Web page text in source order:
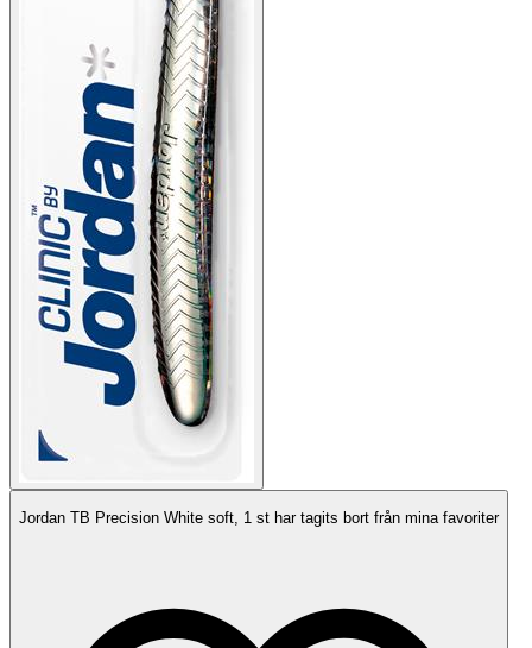
Jordan TB Precision White soft, 1 st har tagits bort från mina favoriter